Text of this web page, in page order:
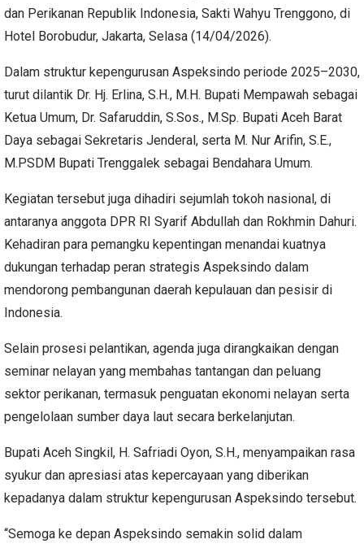
dan Perikanan Republik Indonesia, Sakti Wahyu Trenggono, di
Hotel Borobudur, Jakarta, Selasa (14/04/2026).
Dalam struktur kepengurusan Aspeksindo periode 2025–2030,
turut dilantik Dr. Hj. Erlina, S.H., M.H. Bupati Mempawah sebagai
Ketua Umum, Dr. Safaruddin, S.Sos., M.Sp. Bupati Aceh Barat
Daya sebagai Sekretaris Jenderal, serta M. Nur Arifin, S.E.,
M.PSDM Bupati Trenggalek sebagai Bendahara Umum.
Kegiatan tersebut juga dihadiri sejumlah tokoh nasional, di
antaranya anggota DPR RI Syarif Abdullah dan Rokhmin Dahuri.
Kehadiran para pemangku kepentingan menandai kuatnya
dukungan terhadap peran strategis Aspeksindo dalam
mendorong pembangunan daerah kepulauan dan pesisir di
Indonesia.
Selain prosesi pelantikan, agenda juga dirangkaikan dengan
seminar nelayan yang membahas tantangan dan peluang
sektor perikanan, termasuk penguatan ekonomi nelayan serta
pengelolaan sumber daya laut secara berkelanjutan.
Bupati Aceh Singkil, H. Safriadi Oyon, S.H., menyampaikan rasa
syukur dan apresiasi atas kepercayaan yang diberikan
kepadanya dalam struktur kepengurusan Aspeksindo tersebut.
“Semoga ke depan Aspeksindo semakin solid dalam